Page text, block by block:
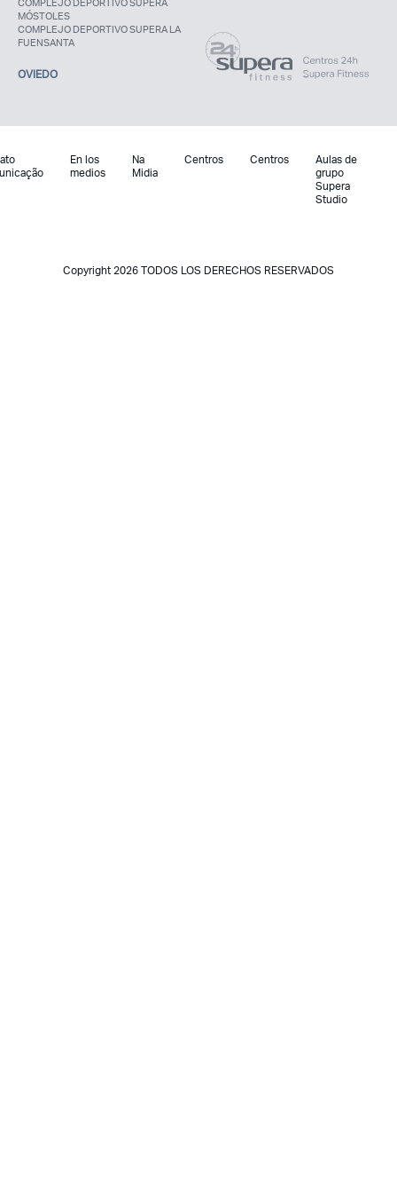
COMPLEJO DEPORTIVO SUPERA
MÓSTOLES
COMPLEJO DEPORTIVO SUPERA LA
FUENSANTA
OVIEDO
En los
medios
Na
Midia
Centros Centros
Aulas de
grupo
Supera
Studio
Copyright 2026 TODOS LOS DERECHOS RESERVADOS